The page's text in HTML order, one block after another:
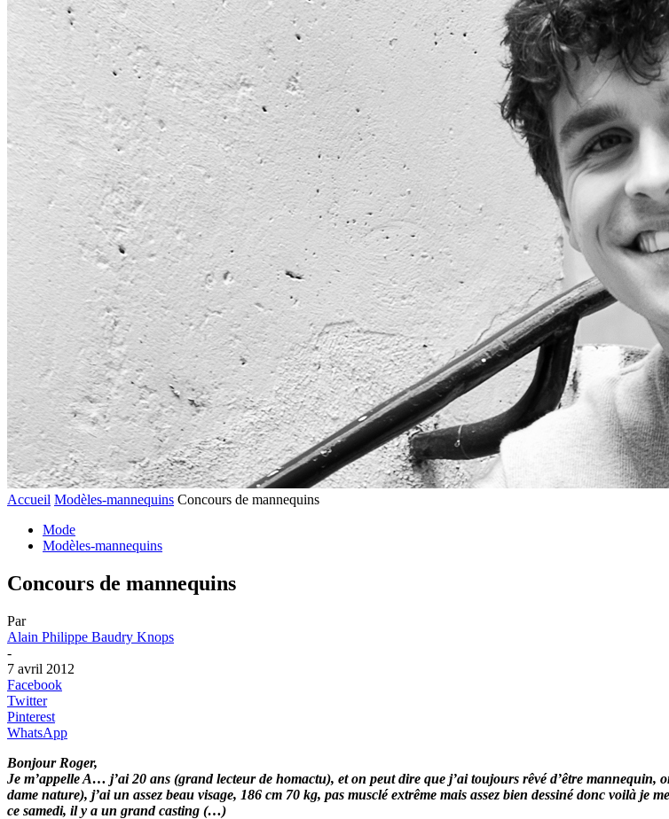
Accueil Modèles-mannequins Concours de mannequins
Mode
Modèles-mannequins
Concours de mannequins
Par
Alain Philippe Baudry Knops
-
7 avril 2012
Facebook
Twitter
Pinterest
WhatsApp
Bonjour Roger,
Je m’appelle A… j’ai 20 ans (grand lecteur de homactu), et on peut dire que j’ai toujours rêvé d’être
dame nature), j’ai un assez beau visage, 186 cm 70 kg, pas musclé extrême mais assez bien dessiné donc voilà
ce samedi, il y a un grand casting (…)